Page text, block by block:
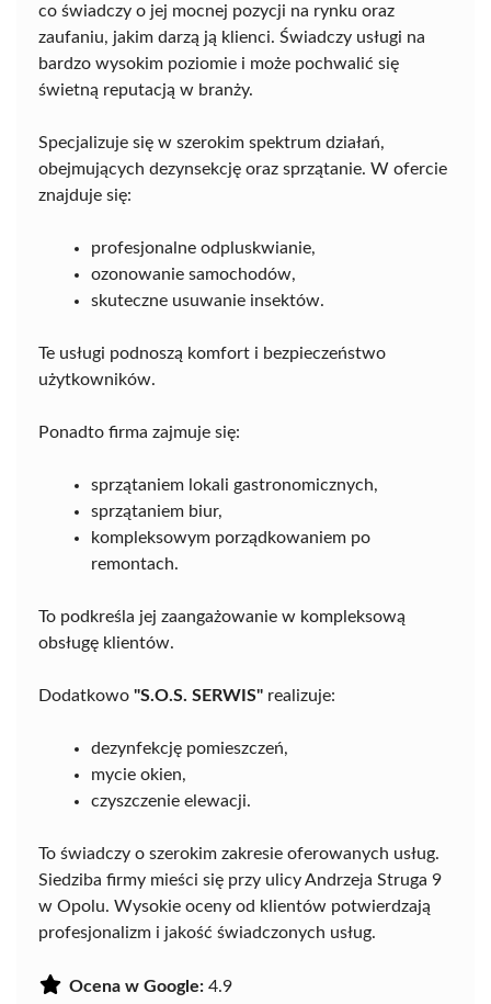
co świadczy o jej mocnej pozycji na rynku oraz
zaufaniu, jakim darzą ją klienci. Świadczy usługi na
bardzo wysokim poziomie i może pochwalić się
świetną reputacją w branży.
Specjalizuje się w szerokim spektrum działań,
obejmujących dezynsekcję oraz sprzątanie. W ofercie
znajduje się:
profesjonalne odpluskwianie,
ozonowanie samochodów,
skuteczne usuwanie insektów.
Te usługi podnoszą komfort i bezpieczeństwo
użytkowników.
Ponadto firma zajmuje się:
sprzątaniem lokali gastronomicznych,
sprzątaniem biur,
kompleksowym porządkowaniem po
remontach.
To podkreśla jej zaangażowanie w kompleksową
obsługę klientów.
Dodatkowo "S.O.S. SERWIS" realizuje:
dezynfekcję pomieszczeń,
mycie okien,
czyszczenie elewacji.
To świadczy o szerokim zakresie oferowanych usług.
Siedziba firmy mieści się przy ulicy Andrzeja Struga 9
w Opolu. Wysokie oceny od klientów potwierdzają
profesjonalizm i jakość świadczonych usług.
Ocena w Google: 4.9